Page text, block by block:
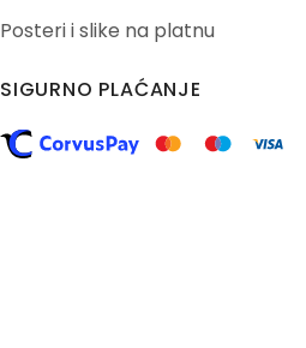
Posteri i slike na platnu
SIGURNO PLAĆANJE